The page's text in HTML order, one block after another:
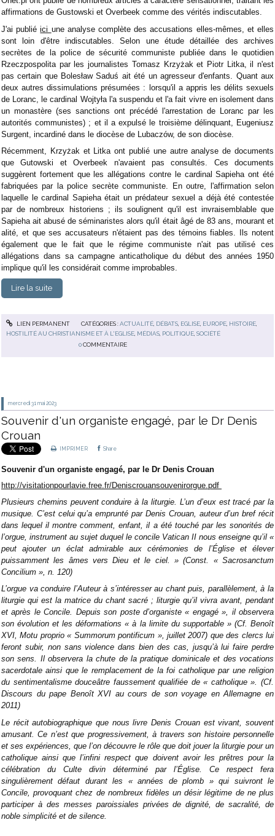
affirmations de Gustowski et Overbeek comme des vérités indiscutables.
J'ai publiéici une analyse complète des accusations elles-mêmes, et elles
sont loin d'être indiscutables. Selon une étude détaillée des archives
secrètes de la police de sécurité communiste publiée dans le quotidien
Rzeczpospolita par les journalistes Tomasz Krzyżak et Piotr Litka, il n'est
pas certain que Bolesław Saduś ait été un agresseur d'enfants. Quant aux
deux autres dissimulations présumées : lorsqu'il a appris les délits sexuels
de Loranc, le cardinal Wojtyła l'a suspendu et l'a fait vivre en isolement dans
un monastère (ses sanctions ont précédé l'arrestation de Loranc par les
autorités communistes) ; et il a expulsé le troisième délinquant, Eugeniusz
Surgent, incardiné dans le diocèse de Lubaczów, de son diocèse.
Récemment, Krzyżak et Litka ont publié une autre analyse de documents
que Gutowski et Overbeek n'avaient pas consultés. Ces documents
suggèrent fortement que les allégations contre le cardinal Sapieha ont été
fabriquées par la police secrète communiste. En outre, l'affirmation selon
laquelle le cardinal Sapieha était un prédateur sexuel a déjà été contestée
par de nombreux historiens ; ils soulignent qu'il est invraisemblable que
Sapieha ait abusé de séminaristes alors qu'il était âgé de 83 ans, mourant et
alité, et que ses accusateurs n'étaient pas des témoins fiables. Ils notent
également que le fait que le régime communiste n'ait pas utilisé ces
allégations dans sa campagne anticatholique du début des années 1950
implique qu'il les considérait comme improbables.
Lire la suite
LIEN PERMANENT CATÉGORIES :ACTUALITÉ, DÉBATS, EGLISE, EUROPE, HISTOIRE,
HOSTILITÉ AU CHRISTIANISME ET À L'EGLISE MÉDIAS POLITIQUE ,SOCIÉTÉ
0 COMMENTAIRE
mercredi 31 mai 2023
Souvenir d'un organiste engagé, par le Dr Denis
Crouan
IMPRIMER Share
Souvenir d'un organiste engagé, par le Dr Denis Crouan
http://visitationpourlavie.free.fr/Deniscrouansouvenirorgue.pdf
Plusieurs chemins peuvent conduire à la liturgie. L’un d’eux est tracé par la
musique. C’est celui qu’a emprunté par Denis Crouan, auteur d’un bref récit
dans lequel il montre comment, enfant, il a été touché par les sonorités de
l’orgue, instrument au sujet duquel le concile Vatican II nous enseigne qu’il «
peut ajouter un éclat admirable aux cérémonies de l’Église et élever
puissamment les âmes vers Dieu et le ciel. » (Const. « Sacrosanctum
Concilium », n. 120)
L’orgue va conduire l’Auteur à s’intéresser au chant puis, parallèlement, à la
liturgie qui est la matrice du chant sacré ; liturgie qu’il vivra avant, pendant
et après le Concile. Depuis son poste d’organiste « engagé », il observera
son évolution et les déformations « à la limite du supportable » (Cf. Benoît
XVI, Motu proprio « Summorum pontificum », juillet 2007) que des clercs lui
feront subir, non sans violence dans bien des cas, jusqu’à lui faire perdre
son sens. Il observera la chute de la pratique dominicale et des vocations
sacerdotale ainsi que le remplacement de la foi catholique par une religion
du sentimentalisme douceâtre faussement qualifiée de « catholique ». (Cf.
Discours du pape Benoît XVI au cours de son voyage en Allemagne en
2011)
Le récit autobiographique que nous livre Denis Crouan est vivant, souvent
amusant. Ce n’est que progressivement, à travers son histoire personnelle
et ses expériences, que l’on découvre le rôle que doit jouer la liturgie pour un
catholique ainsi que l’infini respect que doivent avoir les prêtres pour la
célébration du Culte divin déterminé par l’Église. Ce respect fera
singulièrement défaut durant les « années de plomb » qui suivront le
Concile, provoquant chez de nombreux fidèles un désir légitime de ne plus
participer à des messes paroissiales privées de dignité, de sacralité, de
noble simplicité et de silence.